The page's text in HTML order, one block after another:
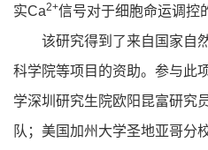
实Ca2+信号对于细胞命运调控
该研究得到了来自国家自
科学院等项目的资助。参与此
学深圳研究生院欧阳昆富研究
队；美国加州大学圣地亚哥分